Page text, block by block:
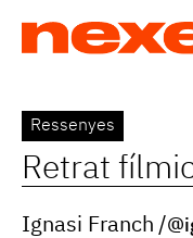
Back
to
top
Ressenyes
Retrat
Ignasi Franch